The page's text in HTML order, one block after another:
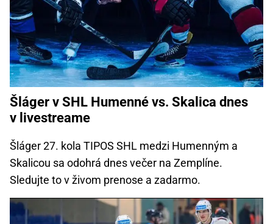
Šláger v SHL Humenné vs. Skalica dnes
v livestreame
Šláger 27. kola TIPOS SHL medzi Humenným a
Skalicou sa odohrá dnes večer na Zemplíne.
Sledujte to v živom prenose a zadarmo.